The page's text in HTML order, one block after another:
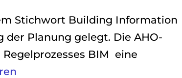
Stichwort Building Information
der Planung gelegt. Die AHO-
BIM eine